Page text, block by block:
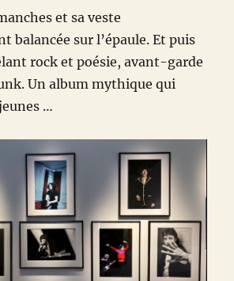
et sa veste
balancée sur l’épaule. Et puis
rock et poésie, avant-garde
Un album mythique qui
…